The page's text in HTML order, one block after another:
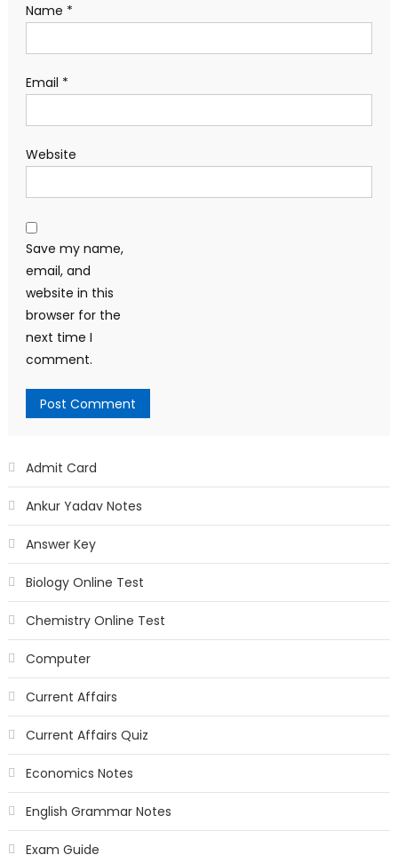
Name *
Email *
Website
Save my name,
email, and
website in this
browser for the
next time I
comment.
Admit Card
Ankur Yadav Notes
Answer Key
Biology Online Test
Chemistry Online Test
Computer
Current Affairs
Current Affairs Quiz
Economics Notes
English Grammar Notes
Exam Guide